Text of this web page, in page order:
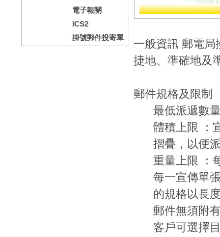
電子報關
ICS2
掛號郵件投寄單
一般資訊 郵電
捷地、準確地及
郵件規格及限制
最低派遞數
體積上限 ：
摺疊，以便
重量上限 ：
每一宣傳單
的規格以長
郵件無須附
客戶可選擇